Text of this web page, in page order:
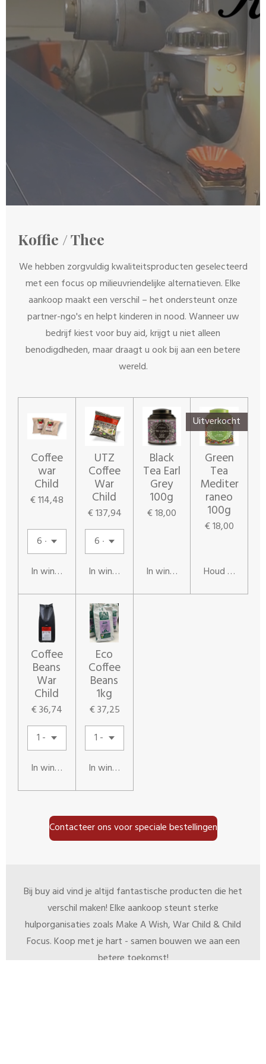
Koffie / Thee
We hebben zorgvuldig kwaliteitsproducten geselecteerd
met een focus op milieuvriendelijke alternatieven. Elke
aankoop maakt een verschil – het ondersteunt onze
partner-ngo's en helpt kinderen in nood. Wanneer uw
bedrijf kiest voor buy aid, krijgt u niet alleen
benodigdheden, maar draagt ​​u ook bij aan een betere
wereld.
Coffee
war
Child
€ 114,48
In winkelwagen
UTZ
Coffee
War
Child
€ 137,94
In winkelwagen
Black
Tea Earl
Grey
100g
€ 18,00
In winkelwagen
Uitverkocht
Green
Tea
Mediter
raneo
100g
€ 18,00
Houd mij op
Coffee
Beans
War
Child
€ 36,74
In winkelwagen
Eco
Coffee
Beans
1kg
€ 37,25
In winkelwagen
Contacteer ons voor speciale bestellingen
Bij buy aid vind je altijd fantastische producten die het
verschil maken! Elke aankoop steunt sterke
hulporganisaties zoals Make A Wish, War Child & Child
Focus. Koop met je hart - samen bouwen we aan een
betere toekomst!